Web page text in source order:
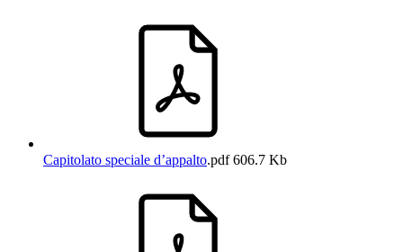
Capitolato speciale d’appalto.pdf606.7 Kb